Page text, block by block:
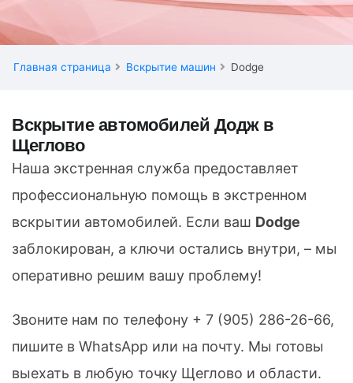
Главная страница Вскрытие машин Dodge
Вскрытие автомобилей Додж в
Щеглово
Наша экстренная служба предоставляет
профессиональную помощь в экстренном
вскрытии автомобилей. Если ваш Dodge
заблокирован, а ключи остались внутри, – мы
оперативно решим вашу проблему!
Звоните нам по телефону + 7 (905) 286-26-66,
пишите в WhatsApp или на почту. Мы готовы
выехать в любую точку Щеглово и области.